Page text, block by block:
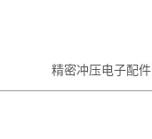
精密冲压电子配件